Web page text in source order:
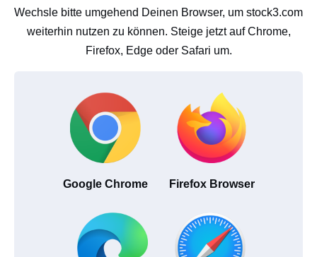
Wechsle bitte umgehend Deinen Browser, um stock3.com
weiterhin nutzen zu können. Steige jetzt auf Chrome,
Firefox, Edge oder Safari um.
Google Chrome Firefox Browser